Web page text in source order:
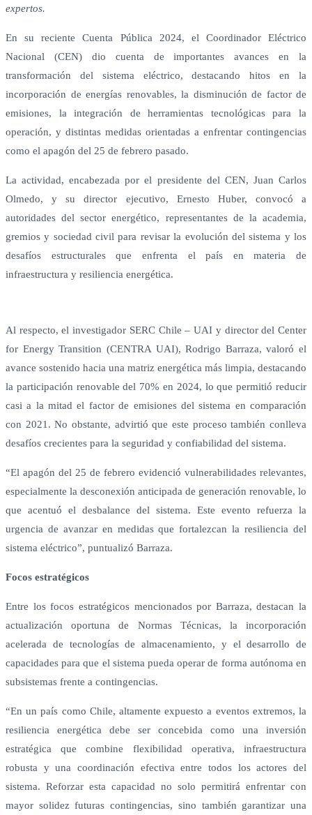
expertos.
En su reciente Cuenta Pública 2024, el Coordinador Eléctrico
Nacional (CEN) dio cuenta de importantes avances en la
transformación del sistema eléctrico, destacando hitos en la
incorporación de energías renovables, la disminución de factor de
emisiones, la integración de herramientas tecnológicas para la
operación, y distintas medidas orientadas a enfrentar contingencias
como el apagón del 25 de febrero pasado.
La actividad, encabezada por el presidente del CEN, Juan Carlos
Olmedo, y su director ejecutivo, Ernesto Huber, convocó a
autoridades del sector energético, representantes de la academia,
gremios y sociedad civil para revisar la evolución del sistema y los
desafíos estructurales que enfrenta el país en materia de
infraestructura y resiliencia energética.
Al respecto, el investigador SERC Chile – UAI y director del Center
for Energy Transition (CENTRA UAI), Rodrigo Barraza, valoró el
avance sostenido hacia una matriz energética más limpia, destacando
la participación renovable del 70% en 2024, lo que permitió reducir
casi a la mitad el factor de emisiones del sistema en comparación
con 2021. No obstante, advirtió que este proceso también conlleva
desafíos crecientes para la seguridad y confiabilidad del sistema.
“El apagón del 25 de febrero evidenció vulnerabilidades relevantes,
especialmente la desconexión anticipada de generación renovable, lo
que acentuó el desbalance del sistema. Este evento refuerza la
urgencia de avanzar en medidas que fortalezcan la resiliencia del
sistema eléctrico”, puntualizó Barraza.
Focos estratégicos
Entre los focos estratégicos mencionados por Barraza, destacan la
actualización oportuna de Normas Técnicas, la incorporación
acelerada de tecnologías de almacenamiento, y el desarrollo de
capacidades para que el sistema pueda operar de forma autónoma en
subsistemas frente a contingencias.
“En un país como Chile, altamente expuesto a eventos extremos, la
resiliencia energética debe ser concebida como una inversión
estratégica que combine flexibilidad operativa, infraestructura
robusta y una coordinación efectiva entre todos los actores del
sistema. Reforzar esta capacidad no solo permitirá enfrentar con
mayor solidez futuras contingencias, sino también garantizar una